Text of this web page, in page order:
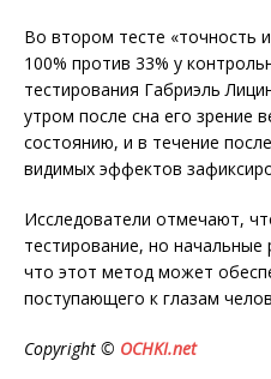
Во втором тесте «точность
100% против 33% у
тестирования Габриэль
утром после сна его зрение
состоянию, и в течение
видимых эффектов
Исследователи отмечают,
тестирование, но начальные
что этот метод может
поступающего к глазам
Copyright © OCHKI.net